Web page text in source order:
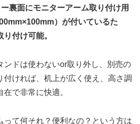
裏面にモニターアーム取り付け用
）が付いているた
付け可能。
ンドは使わないor取り外し、別売の
付ければ、机上が広く使え、高さ調
で非常に快適。
って何それ？便利なの？という方は